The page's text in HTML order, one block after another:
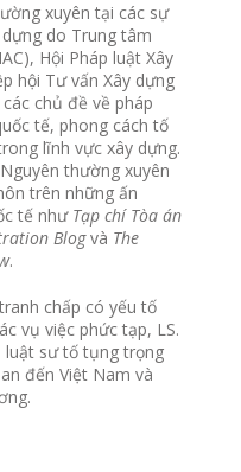
xuyên tại các sự
do Trung tâm
Hội Pháp luật Xây
hội Tư vấn Xây dựng
chủ đề về pháp
tế, phong cách tố
lĩnh vực xây dựng.
thường xuyên
trên những ấn
tế như Tạp chí Tòa án
Blogvà The
.
chấp có yếu tố
vụ việc phức tạp, LS.
sư tố tụng trọng
đến Việt Nam và